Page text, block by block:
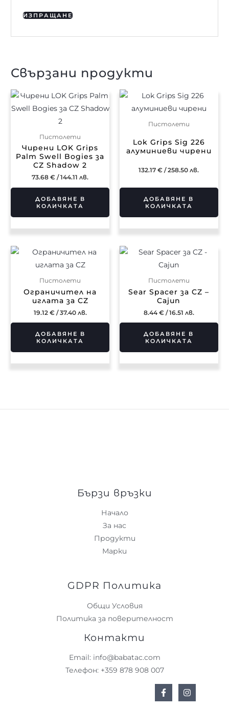
Свързани продукти
Пистолети
Чирени LOK Grips
Palm Swell Bogies за
CZ Shadow 2
73.68€ / 144.11 лв.
ДОБАВЯНЕ В
КОЛИЧКАТА
Пистолети
Lok Grips Sig 226
алуминиеви чирени
132.17€ / 258.50 лв.
ДОБАВЯНЕ В
КОЛИЧКАТА
Пистолети
Ограничител на
иглата за CZ
19.12 €/ 37.40 лв.
ДОБАВЯНЕ В
КОЛИЧКАТА
Пистолети
Sear Spacer за CZ –
Cajun
8.44 €/ 16.51 лв.
ДОБАВЯНЕ В
КОЛИЧКАТА
Бързи връзки
Начало
За нас
Продукти
Марки
GDPR Политика
Общи Условия
Политика за поверителност
Контакти
Email: info@babatac.com
Телефон: +359 878 908 007